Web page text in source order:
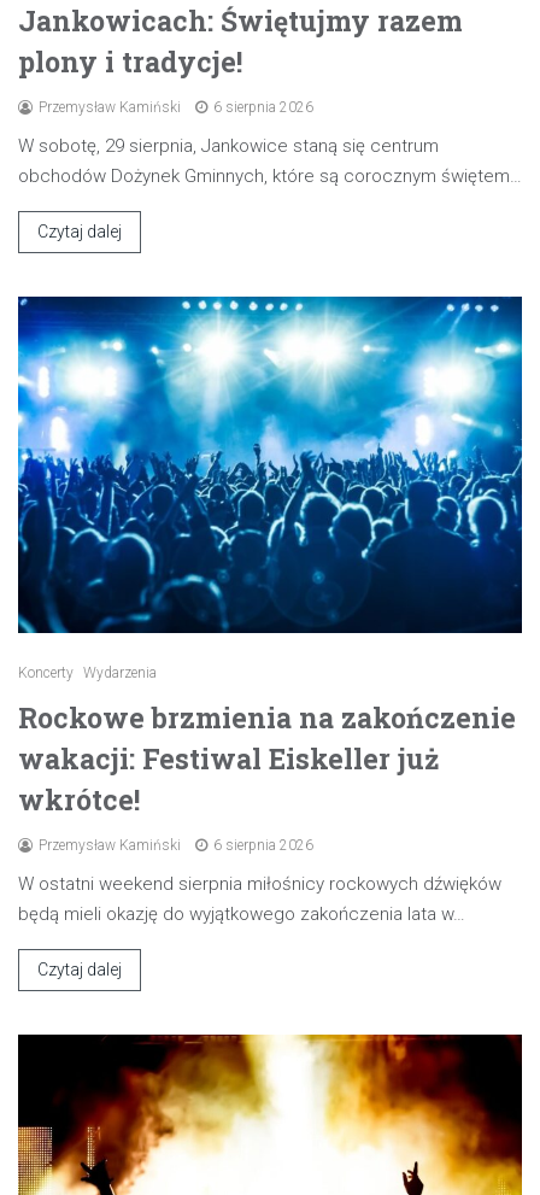
Jankowicach: Świętujmy razem
plony i tradycje!
Przemysław Kamiński 6 sierpnia 2026
W sobotę, 29 sierpnia, Jankowice staną się centrum
obchodów Dożynek Gminnych, które są corocznym świętem…
Czytaj dalej
Koncerty Wydarzenia
Rockowe brzmienia na zakończenie
wakacji: Festiwal Eiskeller już
wkrótce!
Przemysław Kamiński 6 sierpnia 2026
W ostatni weekend sierpnia miłośnicy rockowych dźwięków
będą mieli okazję do wyjątkowego zakończenia lata w…
Czytaj dalej